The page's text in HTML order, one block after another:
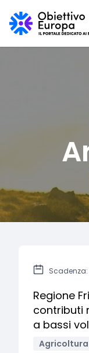
Regione
contributi
a bassi
Agricoltura